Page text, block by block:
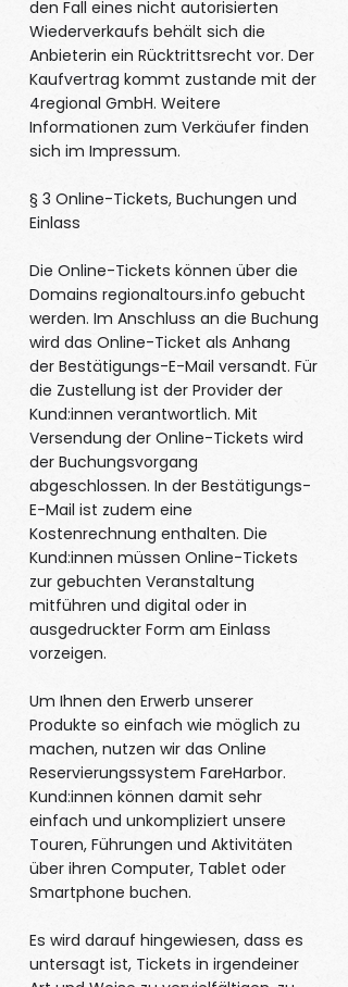
den Fall eines nicht autorisierten
Wiederverkaufs behält sich die
Anbieterin ein Rücktrittsrecht vor. Der
Kaufvertrag kommt zustande mit der
4regional GmbH. Weitere
Informationen zum Verkäufer finden
sich im Impressum.
§ 3 Online-Tickets, Buchungen und
Einlass
Die Online-Tickets können über die
Domains regionaltours.info gebucht
werden. Im Anschluss an die Buchung
wird das Online-Ticket als Anhang
der Bestätigungs-E-Mail versandt. Für
die Zustellung ist der Provider der
Kund:innen verantwortlich. Mit
Versendung der Online-Tickets wird
der Buchungsvorgang
abgeschlossen. In der Bestätigungs-
E-Mail ist zudem eine
Kostenrechnung enthalten. Die
Kund:innen müssen Online-Tickets
zur gebuchten Veranstaltung
mitführen und digital oder in
ausgedruckter Form am Einlass
vorzeigen.
Um Ihnen den Erwerb unserer
Produkte so einfach wie möglich zu
machen, nutzen wir das Online
Reservierungssystem FareHarbor.
Kund:innen können damit sehr
einfach und unkompliziert unsere
Touren, Führungen und Aktivitäten
über ihren Computer, Tablet oder
Smartphone buchen.
Es wird darauf hingewiesen, dass es
untersagt ist, Tickets in irgendeiner